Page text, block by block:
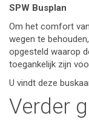
SPW Busplan
Om het comfort
wegen te
opgesteld waarop
toegankelijk zijn
U vindt deze
Verder